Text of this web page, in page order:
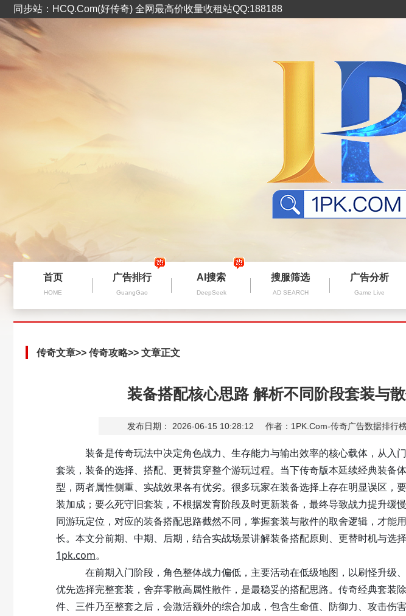
同步站：HCQ.Com(好传奇) 全网最高价收量收租站QQ:188188
首页
HOME
广告排行
GuangGao
AI搜索
DeepSeek
搜服筛选
AD SEARCH
广告分析
Game Live
传奇文章>> 传奇攻略>> 文章正文
装备搭配核心思路 解析不同阶段套装与
发布日期： 2026-06-15 10:28:12 作者：1PK.Com-传奇广告数据排行
装备是传奇玩法中决定角色战力、生存能力与输出效率的核心载体，从入门
套装，装备的选择、搭配、更替贯穿整个游玩过程。当下传奇版本延续经典装备
型，两者属性侧重、实战效果各有优劣。很多玩家在装备选择上存在明显误区，
装加成；要么死守旧套装，不根据发育阶段及时更新装备，最终导致战力提升缓
同游玩定位，对应的装备搭配思路截然不同，掌握套装与散件的取舍逻辑，才能
长。本文分前期、中期、后期，结合实战场景讲解装备搭配原则、更替时机与选
1pk.com。
在前期入门阶段，角色整体战力偏低，主要活动在低级地图，以刷怪升级、
优先选择完整套装，舍弃零散高属性散件 ，是最稳妥的搭配思路。传奇经典套装
件、三件乃至整套之后，会激活额外的综合加成，包含生命值、防御力、攻击伤